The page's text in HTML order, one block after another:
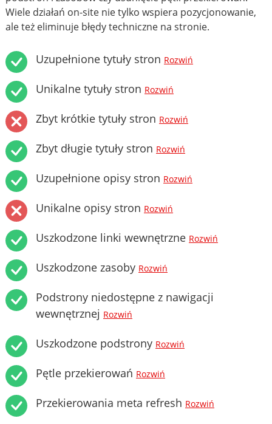
Wiele działań on-site nie tylko wspiera pozycjonowanie,
ale też eliminuje błędy techniczne na stronie.
Uzupełnione tytuły stron Rozwiń
Unikalne tytuły stron Rozwiń
Zbyt krótkie tytuły stron Rozwiń
Zbyt długie tytuły stron Rozwiń
Uzupełnione opisy stron Rozwiń
Unikalne opisy stron Rozwiń
Uszkodzone linki wewnętrzne Rozwiń
Uszkodzone zasoby Rozwiń
Podstrony niedostępne z nawigacji
wewnętrznej Rozwiń
Uszkodzone podstrony Rozwiń
Pętle przekierowań Rozwiń
Przekierowania meta refresh Rozwiń